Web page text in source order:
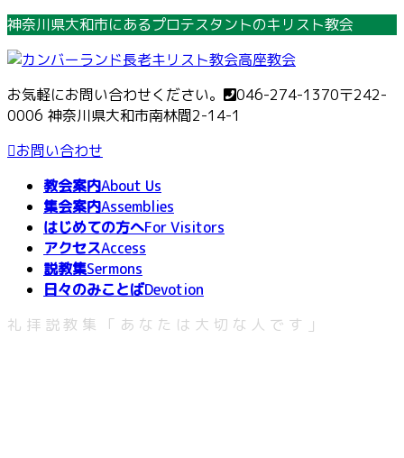
コ
テ
ン
ツ
へ
ス
ナ
ゲ
ー
シ
ョ
ン
神奈川県大和市にあるプロテスタントのキリスト教会
お気軽にお問い合わせください。 046-274-1370〒242-
0006 神奈川県大和市南林間2-14-1
お問い合わせ
教会案内About Us
集会案内Assemblies
はじめての方へFor Visitors
アクセスAccess
説教集Sermons
日々のみことばDevotion
礼拝説教集「あなたは大切な人です」